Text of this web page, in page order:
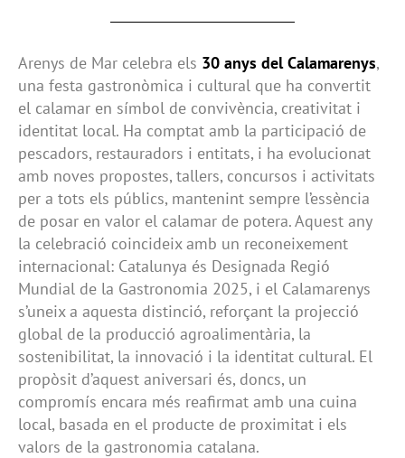
Arenys de Mar celebra els 30 anys del Calamarenys,
una festa gastronòmica i cultural que ha convertit
el calamar en símbol de convivència, creativitat i
identitat local. Ha comptat amb la participació de
pescadors, restauradors i entitats, i ha evolucionat
amb noves propostes, tallers, concursos i activitats
per a tots els públics, mantenint sempre l’essència
de posar en valor el calamar de potera. Aquest any
la celebració coincideix amb un reconeixement
internacional: Catalunya és Designada Regió
Mundial de la Gastronomia 2025, i el Calamarenys
s’uneix a aquesta distinció, reforçant la projecció
global de la producció agroalimentària, la
sostenibilitat, la innovació i la identitat cultural. El
propòsit d’aquest aniversari és, doncs, un
compromís encara més reafirmat amb una cuina
local, basada en el producte de proximitat i els
valors de la gastronomia catalana.